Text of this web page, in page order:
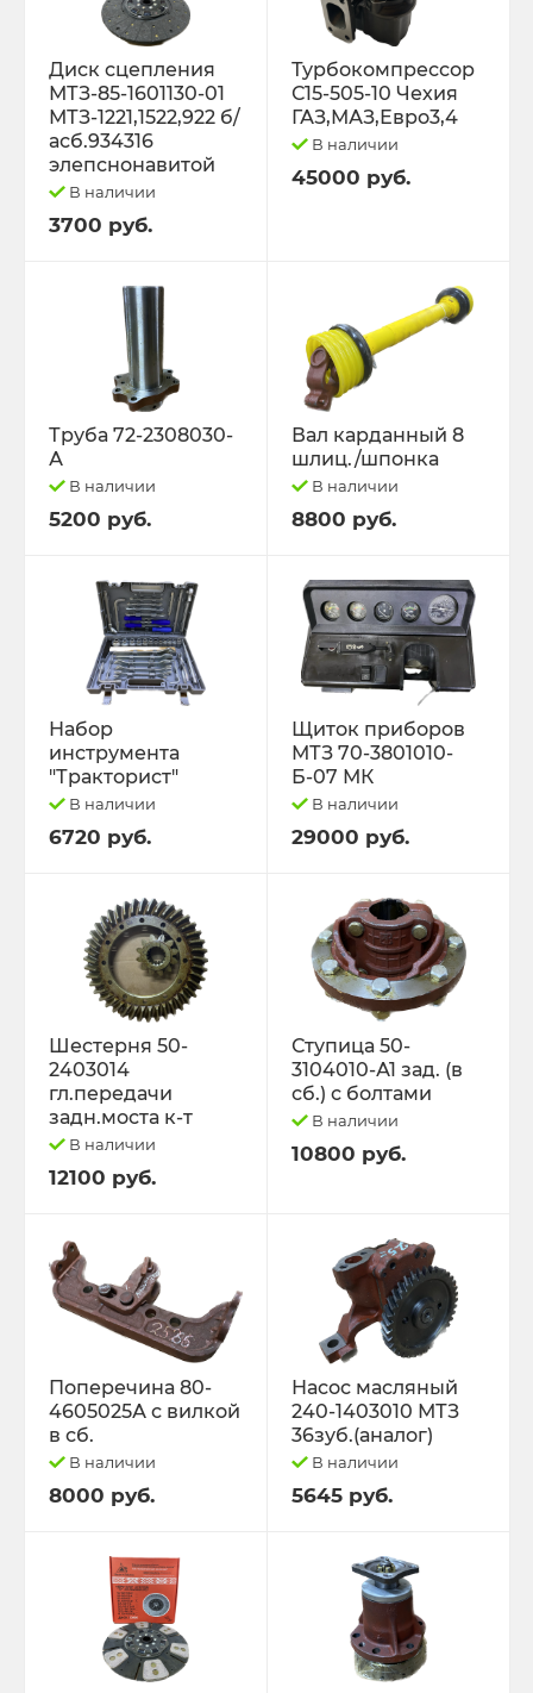
Диск сцепления
МТЗ-85-1601130-01
МТЗ-1221,1522,922 б/
асб.934316
элепснонавитой
В наличии
3700 руб.
Турбокомпрессор
С15-505-10 Чехия
ГАЗ,МАЗ,Евро3,4
В наличии
45000 руб.
Труба 72-2308030-
А
В наличии
5200 руб.
Вал карданный 8
шлиц./шпонка
В наличии
8800 руб.
Набор
инструмента
"Тракторист"
В наличии
6720 руб.
Щиток приборов
МТЗ 70-3801010-
Б-07 МК
В наличии
29000 руб.
Шестерня 50-
2403014
гл.передачи
задн.моста к-т
В наличии
12100 руб.
Ступица 50-
3104010-А1 зад. (в
сб.) с болтами
В наличии
10800 руб.
Поперечина 80-
4605025А с вилкой
в сб.
В наличии
8000 руб.
Насос масляный
240-1403010 МТЗ
36зуб.(аналог)
В наличии
5645 руб.